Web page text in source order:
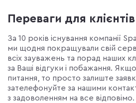
Переваги для клієнтів
За 10 років існування компанії
ми щодня покращували свій
всіх зауважень та порад наших
за Ваші відгуки і побажання.
питання, то просто залиште
зателефонуйте за нашими
з задоволенням на все відповімо.